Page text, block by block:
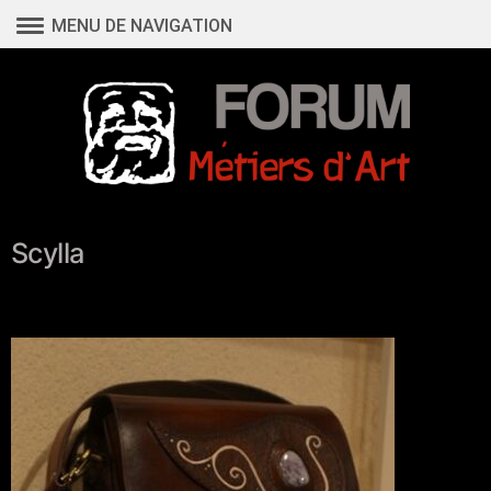
contenu
MENU DE NAVIGATION
Scylla